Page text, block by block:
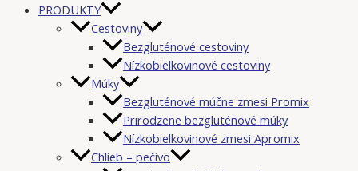
PRODUKTY
Cestoviny
Bezgluténové cestoviny
Nízkobielkovinové cestoviny
Múky
Bezgluténové múčne zmesi Promix
Prirodzene bezgluténové múky
Nízkobielkovinové zmesi Apromix
Chlieb – pečivo